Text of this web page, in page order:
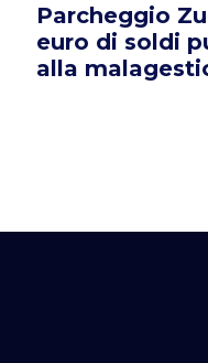
Parcheggio
euro di soldi
alla